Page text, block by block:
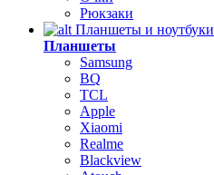
Рюкзаки
Планшеты и ноутбуки
Планшеты
Samsung
BQ
TCL
Apple
Xiaomi
Realme
Blackview